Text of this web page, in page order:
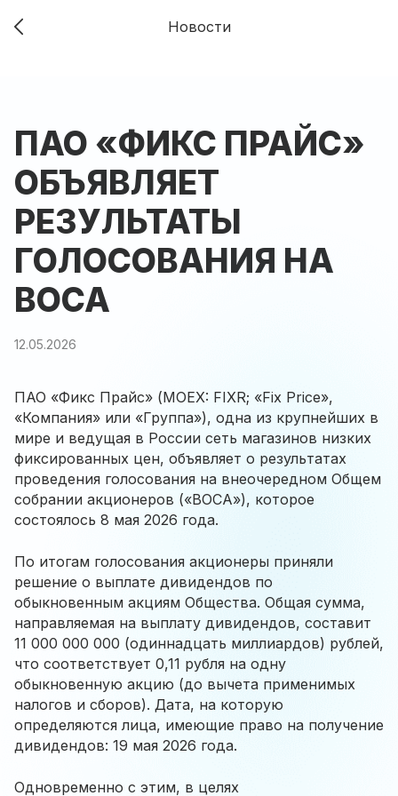
Новости
ПАО «ФИКС ПРАЙС»
ОБЪЯВЛЯЕТ
РЕЗУЛЬТАТЫ
ГОЛОСОВАНИЯ НА
ВОСА
12.05.2026
ПАО «Фикс Прайс» (MOEX: FIXR; «Fix Price»,
«Компания» или «Группа»), одна из крупнейших в
мире и ведущая в России сеть магазинов низких
фиксированных цен, объявляет о результатах
проведения голосования на внеочередном Общем
собрании акционеров («ВОСА»), которое
состоялось 8 мая 2026 года.
По итогам голосования акционеры приняли
решение о выплате дивидендов по
обыкновенным акциям Общества. Общая сумма,
направляемая на выплату дивидендов, составит
11 000 000 000 (одиннадцать миллиардов) рублей,
что соответствует 0,11 рубля на одну
обыкновенную акцию (до вычета применимых
налогов и сборов). Дата, на которую
определяются лица, имеющие право на получение
дивидендов: 19 мая 2026 года.
Одновременно с этим, в целях